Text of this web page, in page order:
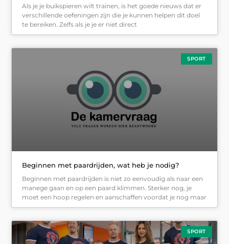
Als je je buikspieren wilt trainen, is het goede nieuws dat er
verschillende oefeningen zijn die je kunnen helpen dit doel
te bereiken. Zelfs als je je er niet direct
SPORT
Beginnen met paardrijden, wat heb je nodig?
Beginnen met paardrijden is niet zo eenvoudig als naar een
manege gaan en op een paard klimmen. Sterker nog, je
moet een hoop regelen en aanschaffen voordat je nog maar
SPORT